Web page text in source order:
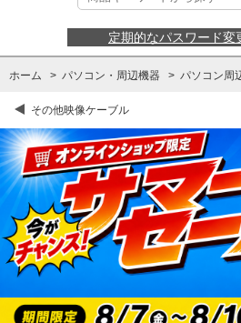
定期的なパスワード変
ホーム > パソコン・周辺機器 > パソコン周
その他映像ケーブル